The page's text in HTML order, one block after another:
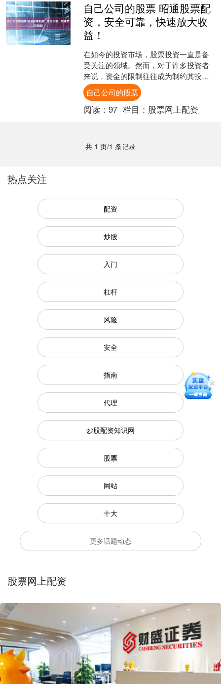
自己公司的股票 昭通股票配
资，安全可靠，快速放大收
益！
在如今的投资市场，股票投资一直是备
受关注的领域。然而，对于许多投资者
来说，资金的限制往往成为制约其投资
收益的关键因素。昭通股票配资应运而
生，为投资者提供了一种安....
自己公司的股票
阅读： 97 栏目： 股票网上配资
共 1 页/1 条记录
热点关注
配资
炒股
入门
杠杆
风险
安全
指南
代理
炒股配资知识网
股票
网站
十大
更多话题动态
股票网上配资